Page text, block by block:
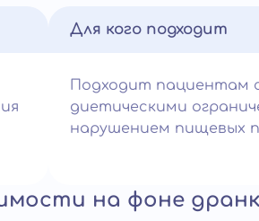
Для кого подходит
Подходит пациентам
диетическими
нарушением пищевых
на фоне